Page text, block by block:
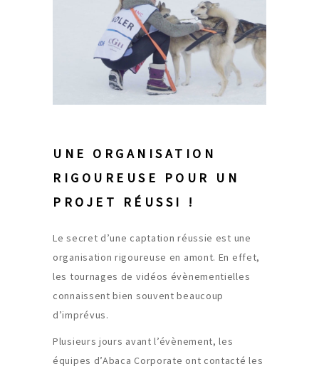
UNE ORGANISATION
RIGOUREUSE POUR UN
PROJET RÉUSSI !
Le secret d’une captation réussie est une
organisation rigoureuse en amont. En effet,
les tournages de vidéos évènementielles
connaissent bien souvent beaucoup
d’imprévus.
Plusieurs jours avant l’évènement, les
équipes d’Abaca Corporate ont contacté les